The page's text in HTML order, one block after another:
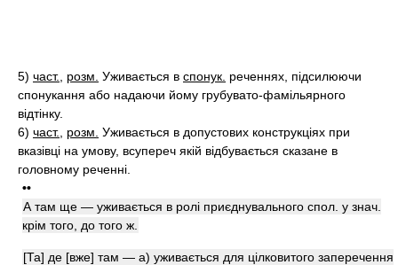
5) част. розм. Уживається в спонук. реченнях, підсилюючи
спонукання або надаючи йому грубувато-фамільярного
відтінку.
6) част. розм. Уживається в допустових конструкціях при
вказівці на умову, всупереч якій відбувається сказане в
головному реченні.
••
А там ще — уживається в ролі приєднувального спол. у знач.
крім того, до того ж.
[Та] де [вже] там — а) уживається для цілковитого заперечення